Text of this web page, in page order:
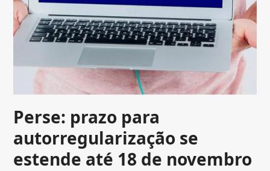
Perse: prazo para
autorregularização se
estende até 18 de novembro